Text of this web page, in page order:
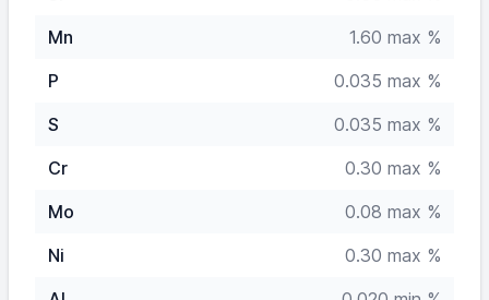
Mn
1.60 max %
P
0.035 max %
S
0.035 max %
Cr
0.30 max %
Mo
0.08 max %
Ni
0.30 max %